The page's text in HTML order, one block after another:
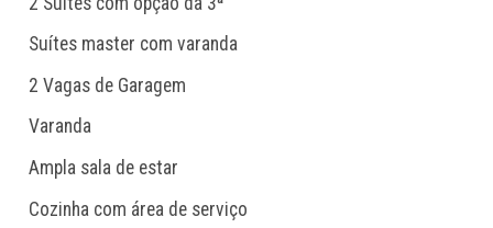
Suítes master com varanda
2 Vagas de Garagem
Varanda
Ampla sala de estar
Cozinha com área de serviço